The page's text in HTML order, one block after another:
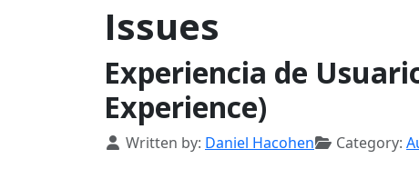
Issues
Experiencia de
Experience)
Details
Written by: Daniel Hacohen Category: